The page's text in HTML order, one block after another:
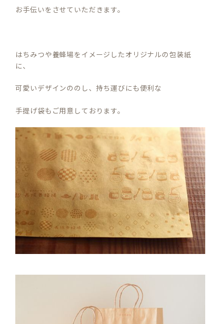
お手伝いをさせていただきます。
はちみつや養蜂場をイメージしたオリジナルの包装紙
に、
可愛いデザインののし、持ち運びにも便利な
手提げ袋もご用意しております。